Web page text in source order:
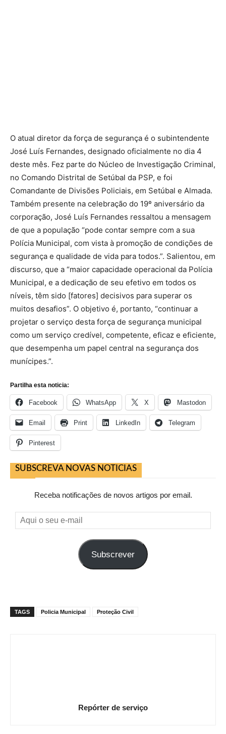
O atual diretor da força de segurança é o subintendente
José Luís Fernandes, designado oficialmente no dia 4
deste mês. Fez parte do Núcleo de Investigação Criminal,
no Comando Distrital de Setúbal da PSP, e foi
Comandante de Divisões Policiais, em Setúbal e Almada.
Também presente na celebração do 19º aniversário da
corporação, José Luís Fernandes ressaltou a mensagem
de que a população “pode contar sempre com a sua
Polícia Municipal, com vista à promoção de condições de
segurança e qualidade de vida para todos.”. Salientou, em
discurso, que a “maior capacidade operacional da Polícia
Municipal, e a dedicação de seu efetivo em todos os
níveis, têm sido [fatores] decisivos para superar os
muitos desafios”. O objetivo é, portanto, “continuar a
projetar o serviço desta força de segurança municipal
como um serviço credível, competente, eficaz e eficiente,
que desempenha um papel central na segurança dos
munícipes.”.
Partilha esta noticia:
Facebook WhatsApp X Mastodon
Email Print LinkedIn Telegram
Pinterest
SUBSCREVA NOVAS NOTICIAS
Receba notificações de novos artigos por email.
Aqui
o
Subscrever
TAGS Policia Municipal Proteção Civil
Repórter de serviço